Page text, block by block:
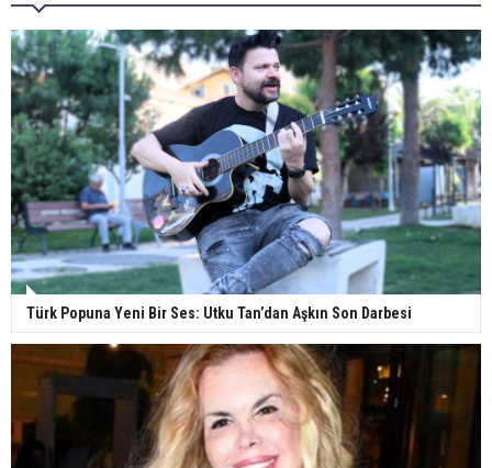
Türk Popuna Yeni Bir Ses: Utku Tan’dan Aşkın Son Darbesi